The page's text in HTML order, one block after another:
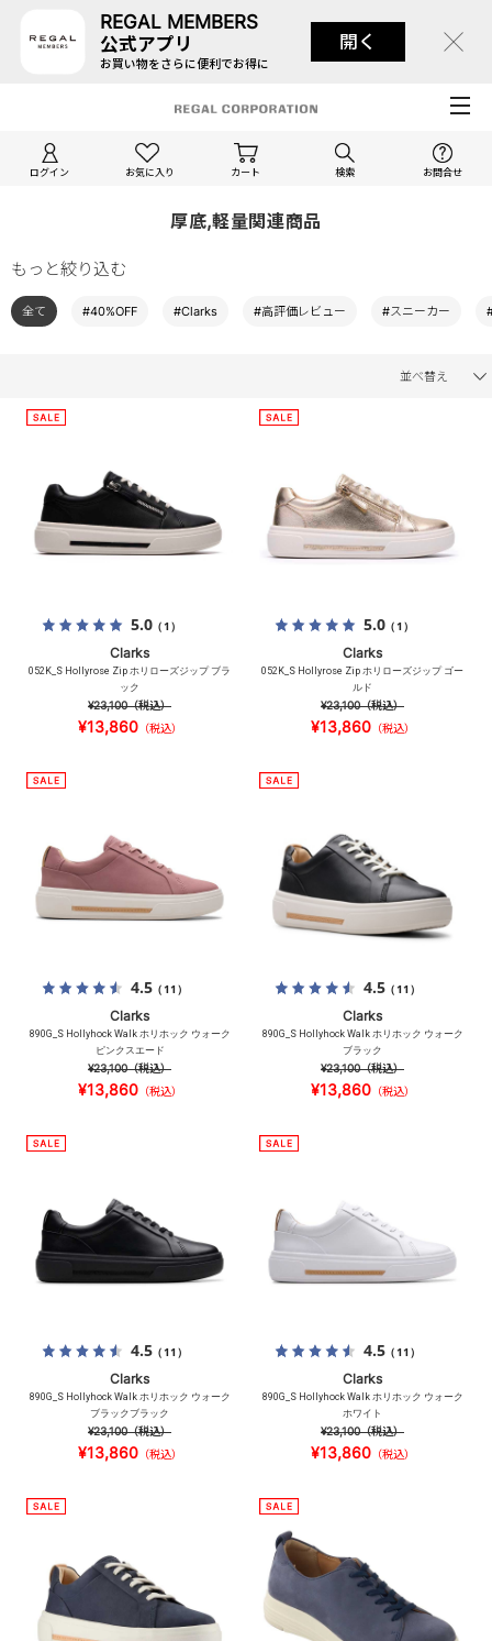
REGAL MEMBERS
公式アプリ
お買い物をさらに便利でお得に
開く
ログイン お気に入り カート 検索 お問合せ
厚底,軽量関連商品
もっと絞り込む
全て #40%OFF #Clarks #高評価レビュー #スニーカー
並べ替え
5.0（1）
Clarks
052K_S Hollyrose Zip ホリローズジップ ブラ
ック
¥23,100（税込）
¥13,860（税込）
5.0（1）
Clarks
052K_S Hollyrose Zip ホリローズジップ ゴー
ルド
¥23,100（税込）
¥13,860（税込）
4.5（11）
Clarks
890G_S Hollyhock Walk ホリホック ウォーク
ピンクスエード
¥23,100（税込）
¥13,860（税込）
4.5（11）
Clarks
890G_S Hollyhock Walk ホリホック ウォーク
ブラック
¥23,100（税込）
¥13,860（税込）
4.5（11）
Clarks
890G_S Hollyhock Walk ホリホック ウォーク
ブラックブラック
¥23,100（税込）
¥13,860（税込）
4.5（11）
Clarks
890G_S Hollyhock Walk ホリホック ウォーク
ホワイト
¥23,100（税込）
¥13,860（税込）